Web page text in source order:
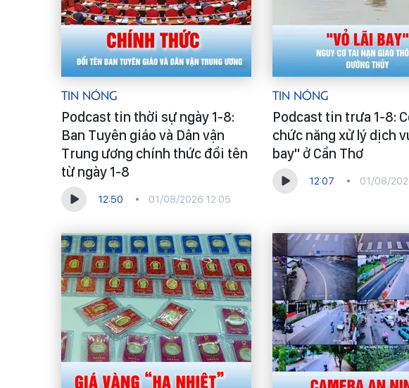
Tin Nóng
Podcast tin thời sự ngày 1-8:
Ban Tuyên giáo và Dân vận
Trung ương chính thức đổi tên
từ ngày 1-8
12:50 01/08/2026 12:05
Tin Nóng
Podcast tin trưa 1-8:
chức năng xử lý dịch
bay" ở Cần Thơ
12:07 01/08/